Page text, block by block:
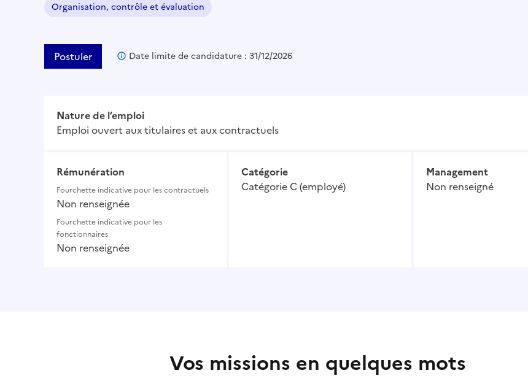
Organisation, contrôle et évaluation
Postuler Date limite de candidature : 31/12/2026
Nature de l’emploi
Emploi ouvert aux titulaires et aux contractuels
Rémunération
Fourchette indicative pour les contractuels
Non renseignée
Fourchette indicative pour les
fonctionnaires
Non renseignée
Catégorie
Catégorie C (employé)
Management
Non renseigné
Vos missions en quelques mots